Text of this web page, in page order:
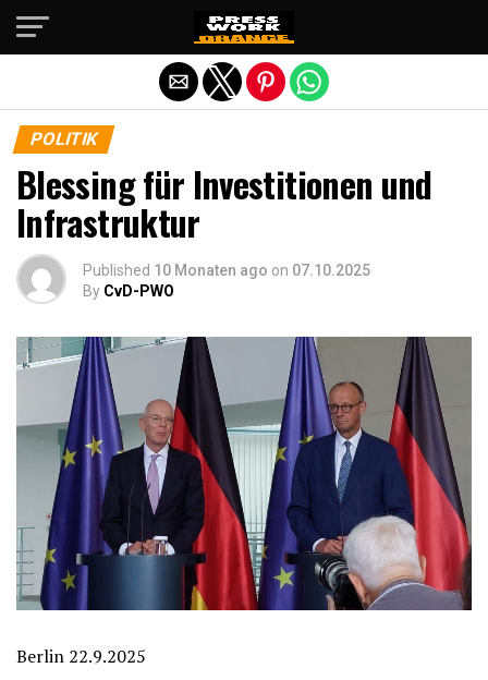
POLITIK
Blessing für Investitionen und
Infrastruktur
Published 10 Monaten ago on 07.10.2025
By CvD-PWO
Berlin 22.9.2025
Die mobile Version verlassen